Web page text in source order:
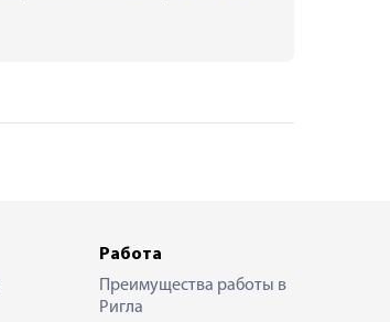
Работа
Преимущества работы в
Ригла